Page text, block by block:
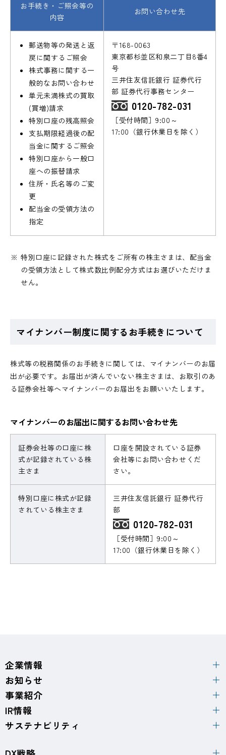
お手続き・ご照会等の
内容
お問い合わせ先
郵送物等の発送と返
戻に関するご照会
株式事務に関する一
般的なお問い合わせ
単元未満株式の買取
(買増)請求
特別口座の残高照会
支払期限経過後の配
当金に関するご照会
特別口座から一般口
座への振替請求
住所・氏名等のご変
更
配当金の受領方法の
指定
〒168-0063
東京都杉並区和泉二丁目8番4
号
三井住友信託銀行 証券代行
部 証券代行事務センター
0120-782-031
［受付時間］9:00～
17:00（銀行休業日を除く）
特別口座に記録された株式をご所有の株主さまは、配当金
の受領方法として株式数比例配分方式はお選びいただけま
せん。
マイナンバー制度に関するお手続きについて
株式等の税務関係のお手続きに関しては、マイナンバーのお届
出が必要です。お届出が済んでいない株主さまは、お取引のあ
る証券会社等へマイナンバーのお届出をお願いいたします。
マイナンバーのお届出に関するお問い合わせ先
証券会社等の口座に株
式が記録されている株
主さま
口座を開設されている証券
会社等にお問い合わせくだ
さい。
特別口座に株式が記録
されている株主さま
三井住友信託銀行 証券代行
部
0120-782-031
［受付時間］9:00～
17:00（銀行休業日を除く）
企業情報
お知らせ
事業紹介
IR情報
サステナビリティ